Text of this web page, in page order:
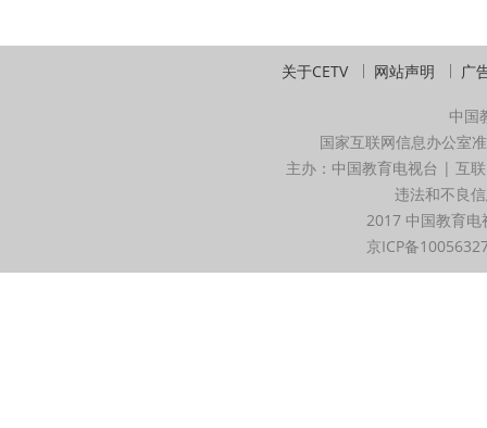
关于CETV 网站声明 广
中国
国家互联网信息办公室
主办：中国教育电视台 | 互
违法和不良
2017 中国教育
京ICP备